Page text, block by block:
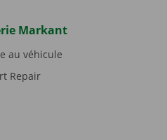
Markant
au véhicule
Repair